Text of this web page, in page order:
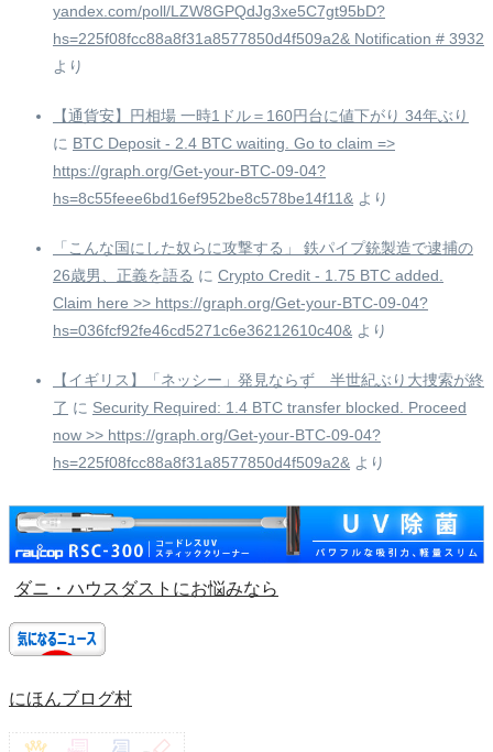
yandex.com/poll/LZW8GPQdJg3xe5C7gt95bD?
hs=225f08fcc88a8f31a8577850d4f509a2& Notification # 3932
より
【通貨安】円相場 一時1ドル＝160円台に値下がり 34年ぶり
に BTC Deposit - 2.4 BTC waiting. Go to claim =>
https://graph.org/Get-your-BTC-09-04?
hs=8c55feee6bd16ef952be8c578be14f11& より
「こんな国にした奴らに攻撃する」 鉄パイプ銃製造で逮捕の
26歳男、正義を語る に Crypto Credit - 1.75 BTC added.
Claim here >> https://graph.org/Get-your-BTC-09-04?
hs=036fcf92fe46cd5271c6e36212610c40& より
【イギリス】「ネッシー」発見ならず 半世紀ぶり大捜索が終
了 に Security Required: 1.4 BTC transfer blocked. Proceed
now >> https://graph.org/Get-your-BTC-09-04?
hs=225f08fcc88a8f31a8577850d4f509a2& より
ダニ・ハウスダストにお悩みなら
にほんブログ村